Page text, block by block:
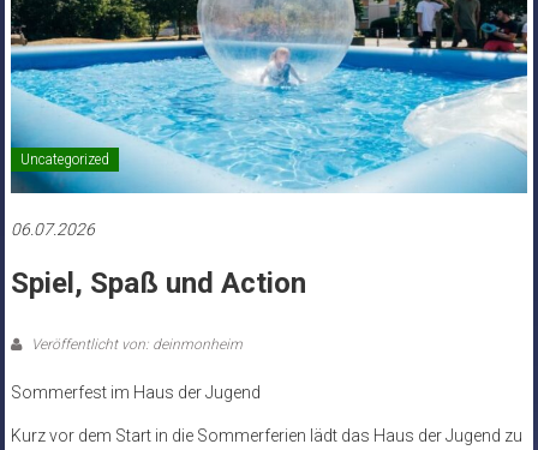
Uncategorized
06.07.2026
Spiel, Spaß und Action
Veröffentlicht von: deinmonheim
Sommerfest im Haus der Jugend
Kurz vor dem Start in die Sommerferien lädt das Haus der Jugend zu